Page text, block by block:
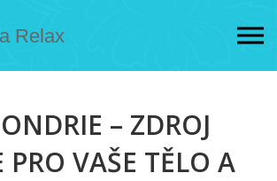
– ZDROJ
PRO VAŠE TĚLO A